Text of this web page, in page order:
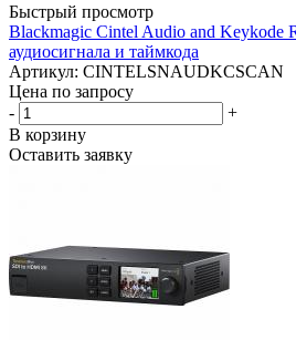
Быстрый просмотр
Blackmagic Cintel Audio and Keykode
аудиосигнала и таймкода
Артикул: CINTELSNAUDKCSCAN
Цена по запросу
-
+
В корзину
Оставить заявку